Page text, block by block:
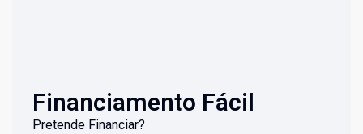
Financiamento Fácil
Pretende Financiar?